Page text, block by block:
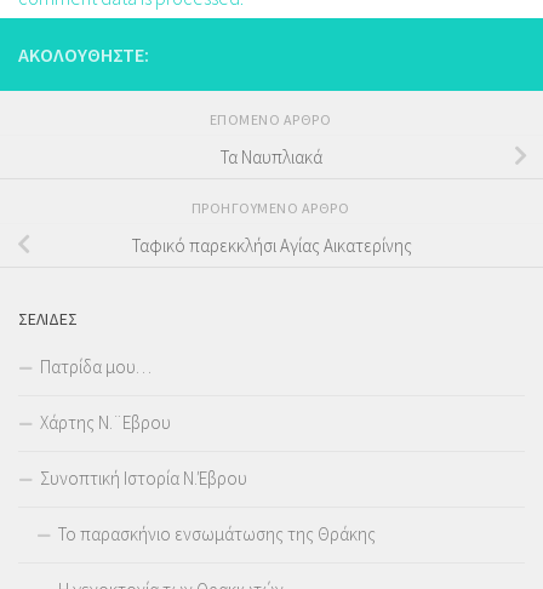
ΑΚΟΛΟΥΘΉΣΤΕ:
ΕΠΌΜΕΝΟ ΆΡΘΡΟ
Τα Ναυπλιακά
ΠΡΟΗΓΟΎΜΕΝΟ ΆΡΘΡΟ
Ταφικό παρεκκλήσι Αγίας Αικατερίνης
ΣΕΛΊΔΕΣ
Πατρίδα μου…
Χάρτης Ν.¨Εβρου
Συνοπτική Ιστορία Ν.Έβρου
Το παρασκήνιο ενσωμάτωσης της Θράκης